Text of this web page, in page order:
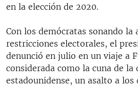
en la elección de 2020.
Con los demócratas sonando la
restricciones electorales, el
denunció en julio en un viaje a
considerada como la cuna de la
estadounidense, un asalto a